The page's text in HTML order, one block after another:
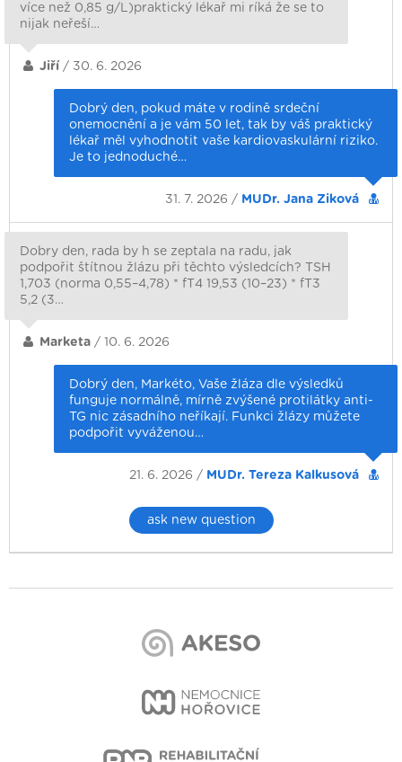
více než 0,85 g/L)praktický lékař mi ríká že se to
nijak neřeší…
Jiří / 30. 6. 2026
Dobrý den, pokud máte v rodině srdeční
onemocnění a je vám 50 let, tak by váš praktický
lékař měl vyhodnotit vaše kardiovaskulární riziko.
Je to jednoduché…
31. 7. 2026 / MUDr. Jana Ziková
Dobry den, rada by h se zeptala na radu, jak
podpořit štítnou žlázu při těchto výsledcích? TSH
1,703 (norma 0,55–4,78) * fT4 19,53 (10–23) * fT3
5,2 (3…
Marketa / 10. 6. 2026
Dobrý den, Markéto, Vaše žláza dle výsledků
funguje normálně, mírně zvýšené protilátky anti-
TG nic zásadního neříkají. Funkci žlázy můžete
podpořit vyváženou…
21. 6. 2026 / MUDr. Tereza Kalkusová
ask new question